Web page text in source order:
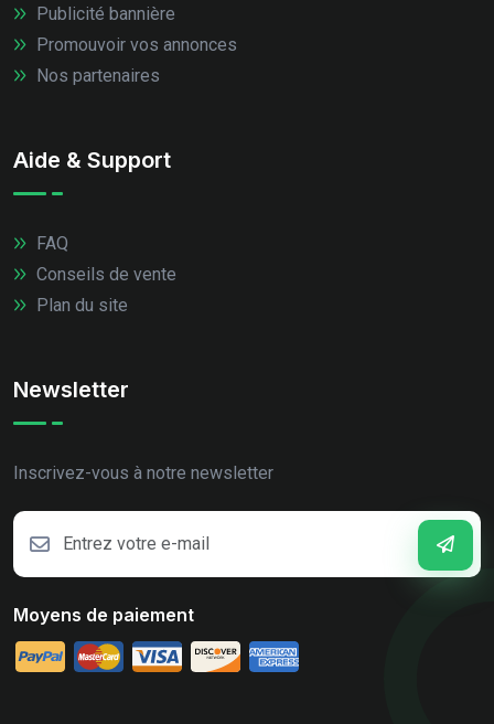
Publicité bannière
Promouvoir vos annonces
Nos partenaires
Aide & Support
FAQ
Conseils de vente
Plan du site
Newsletter
Inscrivez-vous à notre newsletter
Moyens de paiement